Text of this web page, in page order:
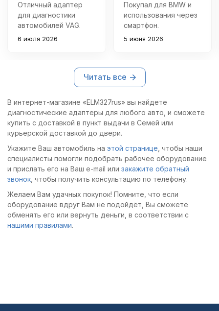
Отличный адаптер
для диагностики
автомобилей VAG.
Работает стабильно,
от чтения ошибок до
программирования
использовании
благодаря
поддержке русского
интерфейса.
6 июля 2026
Покупал для BMW и
использования через
смартфон.
Подключается
намного стабильнее
дешёвых ELM-
адаптеров с
Использую для
контроля параметров
двигателя и
диагностики. Могу
рекомендовать к
приобретению
5 июня 2026
Читать все
В интернет-магазине «ELM327rus» вы найдете
диагностические адаптеры для любого авто, и сможете
купить с доставкой в пункт выдачи в Семей или
курьерской доставкой до двери.
Укажите Ваш автомобиль на этой странице , чтобы наши
специалисты помогли подобрать рабочее оборудование
и прислать его на Ваш e-mail или закажите обратный
звонок , чтобы получить консультацию по телефону.
Желаем Вам удачных покупок! Помните, что если
оборудование вдруг Вам не подойдёт, Вы сможете
обменять его или вернуть деньги, в соответствии с
нашими правилами.